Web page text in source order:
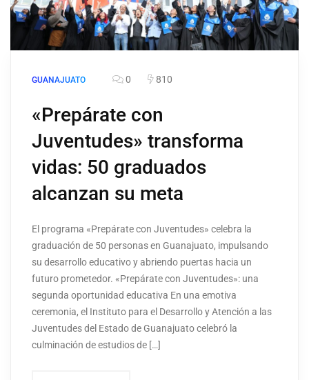
GUANAJUATO 0 810
«Prepárate con
Juventudes» transforma
vidas: 50 graduados
alcanzan su meta
El programa «Prepárate con Juventudes» celebra la
graduación de 50 personas en Guanajuato, impulsando
su desarrollo educativo y abriendo puertas hacia un
futuro prometedor. «Prepárate con Juventudes»: una
segunda oportunidad educativa En una emotiva
ceremonia, el Instituto para el Desarrollo y Atención a las
Juventudes del Estado de Guanajuato celebró la
culminación de estudios de […]